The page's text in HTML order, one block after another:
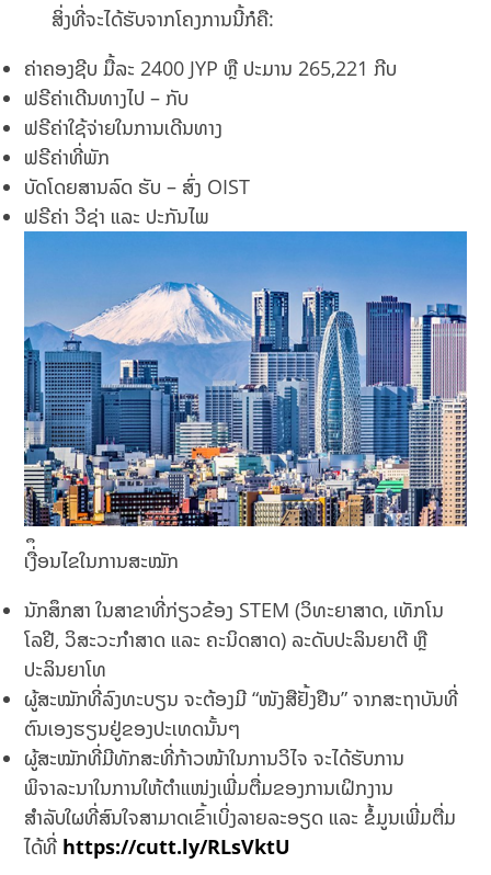
ສິ່ງທີ່ຈະໄດ້ຮັບຈາກໂຄງການນີ້ກໍຄື:
ຄ່າຄອງຊີບ ມື້ລະ 2400 JYP ຫຼື ປະມານ 265,221 ກີບ
ຟຣີຄ່າເດີນທາງໄປ – ກັບ
ຟຣີຄ່າໃຊ້ຈ່າຍໃນການເດີນທາງ
ຟຣີຄ່າທີ່ພັກ
ບັດໂດຍສານລົດ ຮັບ – ສົ່ງ OIST
ຟຣີຄ່າ ວີຊ່າ ແລະ ປະກັນໄພ
ເງື່ຶອນໄຂໃນການສະໝັກ
ນັກສຶກສາ ໃນສາຂາທີ່ກ່ຽວຂ້ອງ STEM (ວິທະຍາສາດ, ເທັກໂນ
ໂລຢີ, ວິສະວະກຳສາດ ແລະ ຄະນິດສາດ) ລະດັບປະລິນຍາຕີ ຫຼື
ປະລິນຍາໂທ
ຜູ້ສະໝັກທີ່ລົງທະບຽນ ຈະຕ້ອງມີ “ໜັງສືຢັ້ງຢືນ” ຈາກສະຖາບັນທີ່
ຕົນເອງຮຽນຢູ່ຂອງປະເທດນັ້ນໆ
ຜູ້ສະໝັກທີ່ມີທັກສະທີ່ກ້າວໜ້າໃນການວິໄຈ ຈະໄດ້ຮັບການ
ພິຈາລະນາໃນການໃຫ້ຕໍາແໜ່ງເພີ່ມຕື່ມຂອງການເຝິກງານ
ສຳລັບໃຜທີ່ສົນໃຈສາມາດເຂົ້າເບິ່ງລາຍລະອຽດ ແລະ ຂໍ້ມູນເພີ່ມຕື່ມ
ໄດ້ທີ່ https://cutt.ly/RLsVktU